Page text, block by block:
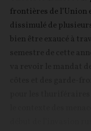
frontières de l’Union
dissimulé de
bien être exaucé à